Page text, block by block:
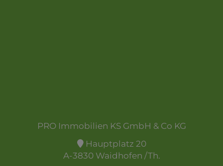
PRO Immobilien KS GmbH & Co KG
Hauptplatz 20
A-3830 Waidhofen /Th.